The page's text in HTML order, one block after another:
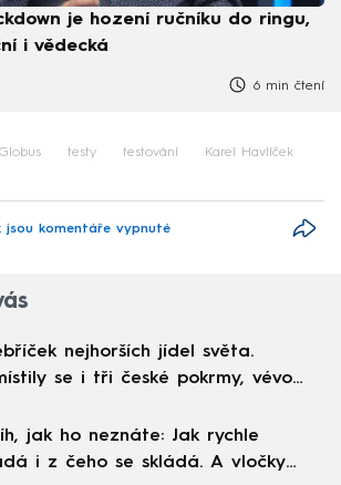
je hození ručníku do ringu,
i vědecká
6 min čtení
Globus testy testování Karel Havlíček
jsou komentáře vypnuté
nejhorších jídel světa.
se i tři české pokrmy, vévodí
jak ho neznáte: Jak rychle
i z čeho se skládá. A vločky